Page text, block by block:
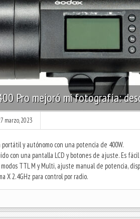
Pro mejoró mi fotografía:
marzo, 2023
portátil y autónomo con una potencia de 400W.
con una pantalla LCD y botones de ajuste. Es
TTL M y Multi, ajuste manual de potencia,
X 2.4GHz para control por radio.